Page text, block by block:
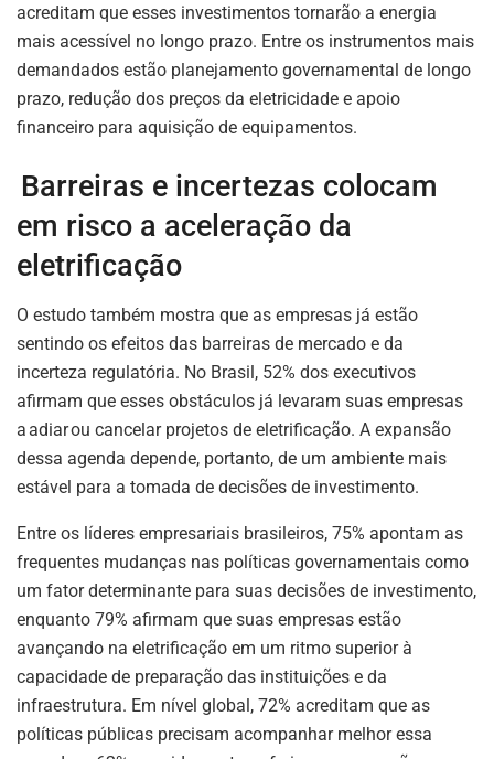
acreditam que esses investimentos tornarão a energia
mais acessível no longo prazo. Entre os instrumentos mais
demandados estão planejamento governamental de longo
prazo, redução dos preços da eletricidade e apoio
financeiro para aquisição de equipamentos.
Barreiras e incertezas colocam
em risco a aceleração da
eletrificação
O estudo também mostra que as empresas já estão
sentindo os efeitos das barreiras de mercado e da
incerteza regulatória. No Brasil, 52% dos executivos
afirmam que esses obstáculos já levaram suas empresas
a adiar ou cancelar projetos de eletrificação. A expansão
dessa agenda depende, portanto, de um ambiente mais
estável para a tomada de decisões de investimento.
Entre os líderes empresariais brasileiros, 75% apontam as
frequentes mudanças nas políticas governamentais como
um fator determinante para suas decisões de investimento,
enquanto 79% afirmam que suas empresas estão
avançando na eletrificação em um ritmo superior à
capacidade de preparação das instituições e da
infraestrutura. Em nível global, 72% acreditam que as
políticas públicas precisam acompanhar melhor essa